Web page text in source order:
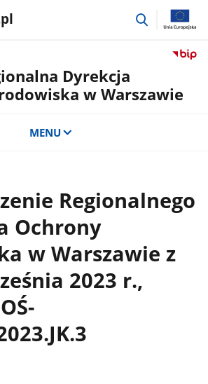
przejdź
Dyrekcja
w Warszawie
MENU
Regionalnego
Ochrony
w Warszawie z
2023 r.,